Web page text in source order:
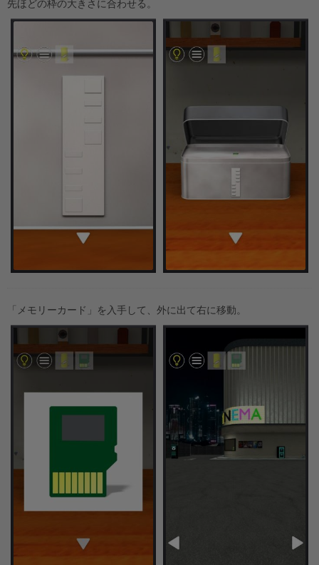
先ほどの枠の大きさに合わせる。
「メモリーカード」を入手して、外に出て右に移動。